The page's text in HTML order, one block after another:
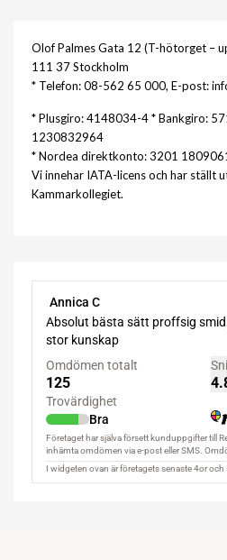
Olof Palmes Gata 12 (T-hötorget –
111 37 Stockholm
* Telefon: 08-562 65 000, E-post:
* Plusgiro: 4148034-4 * Bankgiro:
1230832964
* Nordea direktkonto: 3201
Vi innehar IATA-licens och har ställt
Kammarkollegiet.